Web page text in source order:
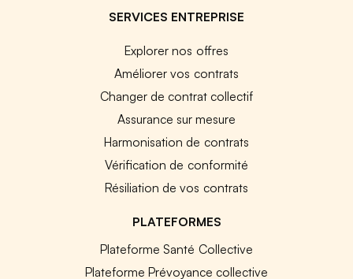
SERVICES ENTREPRISE
Explorer nos offres
Améliorer vos contrats
Changer de contrat collectif
Assurance sur mesure
Harmonisation de contrats
Vérification de conformité
Résiliation de vos contrats
PLATEFORMES
Plateforme Santé Collective
Plateforme Prévoyance collective